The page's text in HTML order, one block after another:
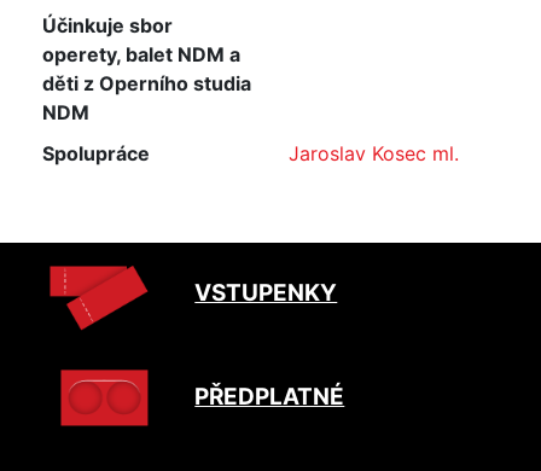
Účinkuje sbor
operety, balet NDM a
děti z Operního studia
NDM
Spolupráce
Jaroslav Kosec ml.
VSTUPENKY
PŘEDPLATNÉ